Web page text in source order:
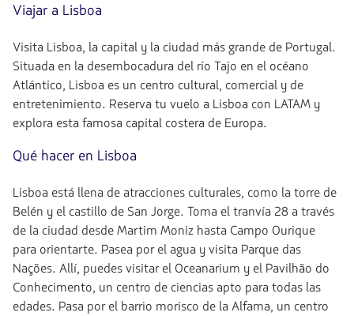
Viajar a Lisboa
Visita Lisboa, la capital y la ciudad más grande de Portugal.
Situada en la desembocadura del río Tajo en el océano
Atlántico, Lisboa es un centro cultural, comercial y de
entretenimiento. Reserva tu vuelo a Lisboa con LATAM y
explora esta famosa capital costera de Europa.
Qué hacer en Lisboa
Lisboa está llena de atracciones culturales, como la torre de
Belén y el castillo de San Jorge. Toma el tranvía 28 a través
de la ciudad desde Martim Moniz hasta Campo Ourique
para orientarte. Pasea por el agua y visita Parque das
Nações. Allí, puedes visitar el Oceanarium y el Pavilhão do
Conhecimento, un centro de ciencias apto para todas las
edades. Pasa por el barrio morisco de la Alfama, un centro